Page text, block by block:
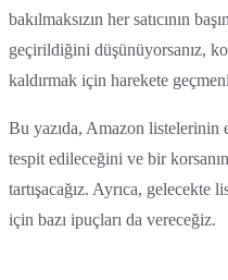
bakılmaksızın her satıcının
geçirildiğini düşünüyorsanız,
kaldırmak için harekete
Bu yazıda, Amazon listelerinin
tespit edileceğini ve bir korsanın
tartışacağız. Ayrıca,
için bazı ipuçları da vereceğiz.